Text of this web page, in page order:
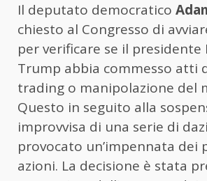
Il deputato democratico
chiesto al Congresso di
per verificare se il presidente
Trump abbia commesso atti
trading o manipolazione del
Questo in seguito alla
improvvisa di una serie di
provocato un’impennata dei
azioni. La decisione è stata